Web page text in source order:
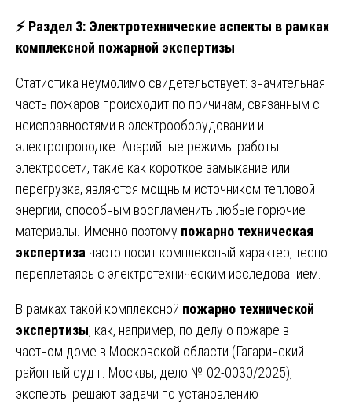
⚡ Раздел 3: Электротехнические аспекты в рамках
комплексной пожарной экспертизы
Статистика неумолимо свидетельствует: значительная
часть пожаров происходит по причинам, связанным с
неисправностями в электрооборудовании и
электропроводке. Аварийные режимы работы
электросети, такие как короткое замыкание или
перегрузка, являются мощным источником тепловой
энергии, способным воспламенить любые горючие
материалы. Именно поэтому пожарно техническая
экспертиза часто носит комплексный характер, тесно
переплетаясь с электротехническим исследованием.
В рамках такой комплексной пожарно технической
экспертизы, как, например, по делу о пожаре в
частном доме в Московской области (Гагаринский
районный суд г. Москвы, дело № 02-0030/2025),
эксперты решают задачи по установлению